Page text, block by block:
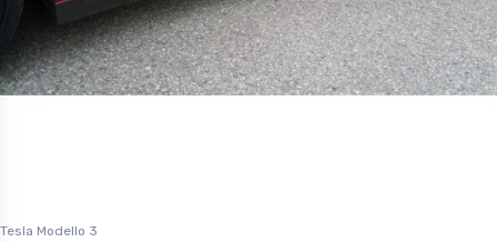
Tesla Modello 3